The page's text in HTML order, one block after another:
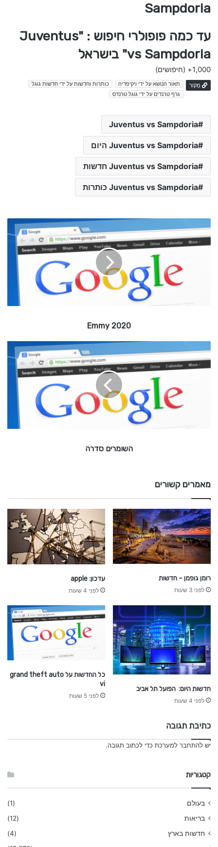
Sampdoria
עד כמה פופולרי חיפוש : "Juventus
vs Sampdoria" בישראל
1,000+ (חיפושים)
מָקוֹר תאור הנושא על ידי ויקיפדיה
כותרות וחדשות על ידי חדשות גוגל
גרף טרנדים על ידי גוגל טרנדס
Juventus vs Sampdoria
Juventus vs Sampdoria היום
Juventus vs Sampdoria חדשות
Juventus vs Sampdoria כותרות
m
m
Emmy 2020
ש
ו
השומרים סדרה
מאמרים קשורים
רומן גופמן – חדשות
לפני 3 שעות
עדכון: apple
לפני 4 שעות
חדשות היום: הפועל תל אביב
לפני 4 שעות
כל החדשות על grand theft auto
vi
לפני 5 שעות
כתיבת תגובה
יש להתחבר למערכת כדי לכתוב תגובה.
קטגוריות
בעולם
(1)
בריאות
(12)
חדשות בארץ
(4)